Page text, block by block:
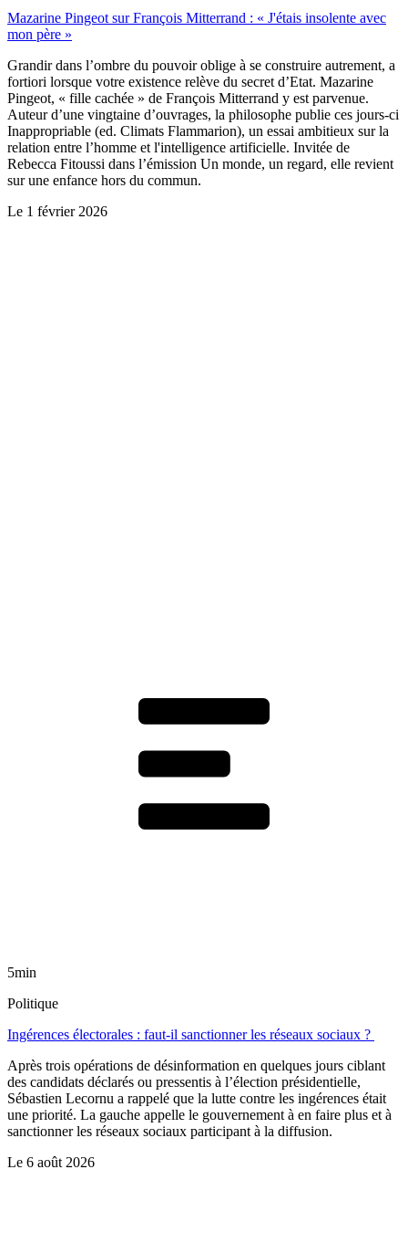
Mazarine Pingeot sur François Mitterrand : « J'étais insolente avec
mon père »
Grandir dans l’ombre du pouvoir oblige à se construire autrement, a
fortiori lorsque votre existence relève du secret d’Etat. Mazarine
Pingeot, « fille cachée » de François Mitterrand y est parvenue.
Auteur d’une vingtaine d’ouvrages, la philosophe publie ces jours-ci
Inappropriable (ed. Climats Flammarion), un essai ambitieux sur la
relation entre l’homme et l'intelligence artificielle. Invitée de
Rebecca Fitoussi dans l’émission Un monde, un regard, elle revient
sur une enfance hors du commun.
Le 1 février 2026
5min
Politique
Ingérences électorales : faut-il sanctionner les réseaux sociaux ?
Après trois opérations de désinformation en quelques jours ciblant
des candidats déclarés ou pressentis à l’élection présidentielle,
Sébastien Lecornu a rappelé que la lutte contre les ingérences était
une priorité. La gauche appelle le gouvernement à en faire plus et à
sanctionner les réseaux sociaux participant à la diffusion.
Le 6 août 2026